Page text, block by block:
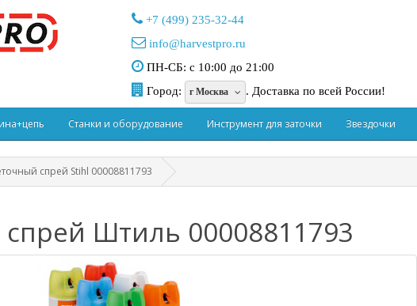
+7 (499) 235-32-44
info@harvestpro.ru
ПН-СБ: с 10:00 до 21:00
Город:
г Москва . Доставка по всей России!
Станки и оборудование Инструмент для заточки Звездочки
спрей Stihl 00008811793
Штиль 00008811793